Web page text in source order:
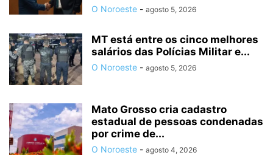
O Noroeste - agosto 5, 2026
MT está entre os cinco melhores
salários das Polícias Militar e...
O Noroeste - agosto 5, 2026
Mato Grosso cria cadastro
estadual de pessoas condenadas
por crime de...
O Noroeste - agosto 4, 2026